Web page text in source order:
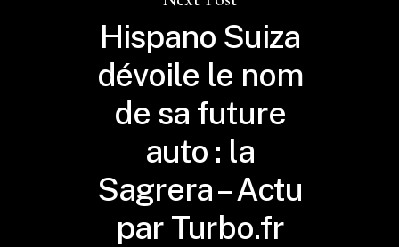
Hispano Suiza
dévoile le nom
de sa future
auto : la
Sagrera – Actu
par Turbo.fr